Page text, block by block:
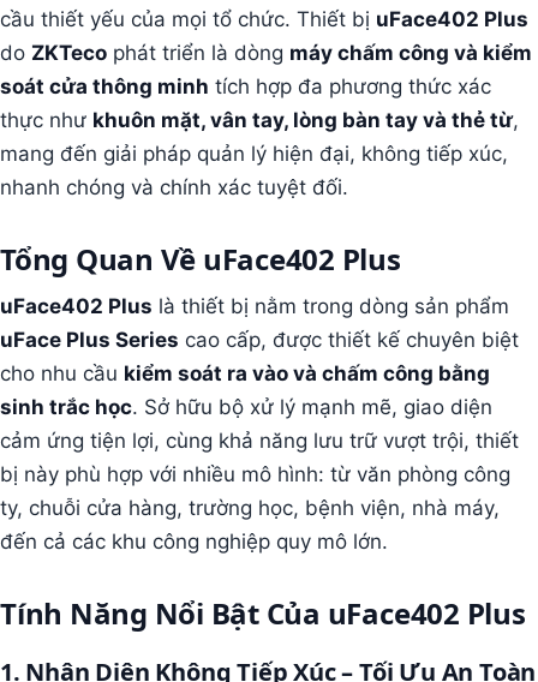
cầu thiết yếu của mọi tổ chức. Thiết bị uFace402 Plus
do ZKTeco phát triển là dòng máy chấm công và kiểm
soát cửa thông minh tích hợp đa phương thức xác
thực như khuôn mặt, vân tay, lòng bàn tay và thẻ từ,
mang đến giải pháp quản lý hiện đại, không tiếp xúc,
nhanh chóng và chính xác tuyệt đối.
Tổng Quan Về uFace402 Plus
uFace402 Plus là thiết bị nằm trong dòng sản phẩm
uFace Plus Series cao cấp, được thiết kế chuyên biệt
cho nhu cầu kiểm soát ra vào và chấm công bằng
sinh trắc học. Sở hữu bộ xử lý mạnh mẽ, giao diện
cảm ứng tiện lợi, cùng khả năng lưu trữ vượt trội, thiết
bị này phù hợp với nhiều mô hình: từ văn phòng công
ty, chuỗi cửa hàng, trường học, bệnh viện, nhà máy,
đến cả các khu công nghiệp quy mô lớn.
Tính Năng Nổi Bật Của uFace402 Plus
1. Nhận Diện Không Tiếp Xúc – Tối Ưu An Toàn